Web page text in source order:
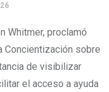
Whitmer, proclamó
Concientización sobre
de visibilizar
el acceso a ayuda